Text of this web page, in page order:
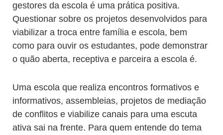
gestores da escola é uma prática positiva.
Questionar sobre os projetos desenvolvidos para
viabilizar a troca entre família e escola, bem
como para ouvir os estudantes, pode demonstrar
o quão aberta, receptiva e parceira a escola é.
Uma escola que realiza encontros formativos e
informativos, assembleias, projetos de mediação
de conflitos e viabilize canais para uma escuta
ativa sai na frente. Para quem entende do tema